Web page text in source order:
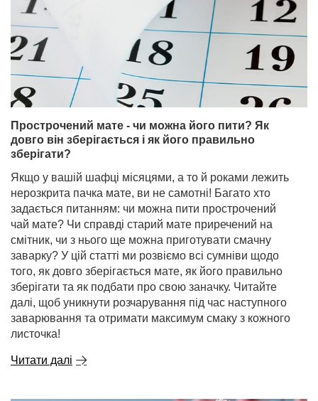
Прострочений мате - чи можна його пити? Як
довго він зберігається і як його правильно
зберігати?
Якщо у вашій шафці місяцями, а то й роками лежить
нерозкрита пачка мате, ви не самотні! Багато хто
задається питанням: чи можна пити прострочений
чай мате? Чи справді старий мате приречений на
смітник, чи з нього ще можна приготувати смачну
заварку? У цій статті ми розвіємо всі сумніви щодо
того, як довго зберігається мате, як його правильно
зберігати та як подбати про свою заначку. Читайте
далі, щоб уникнути розчарування під час наступного
заварювання та отримати максимум смаку з кожного
листочка!
Читати далі